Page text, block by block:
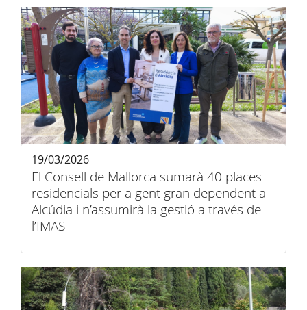
El Consell de Mallorca sumarà 40 places
residencials per a gent gran dependent a
Alcúdia i n’assumirà la gestió a través de
l’IMAS
19/03/2026